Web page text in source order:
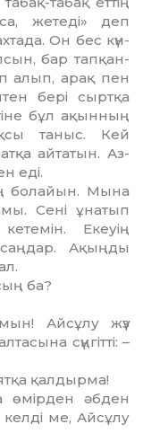
же­теді» деп
Он бес күн­
бар тап­қан-
алып, арақ пен
бері сыртқа
бұл ақынның
таныс. Кей
айтатын. Аз-
еді.
болайын. Мына
Сені ұна­тып
Екеуің
Ақың­ды
ба?
Айсұлу жүз
сүң­гітті: –
қалдырма!
әбден
келді ме, Ай­сұлу